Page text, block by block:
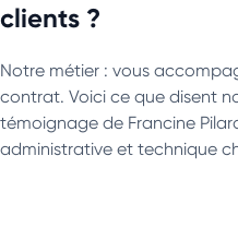
clients ?
Notre métier : vous
contrat. Voici ce que disent
témoignage de Francine
administrative et technique